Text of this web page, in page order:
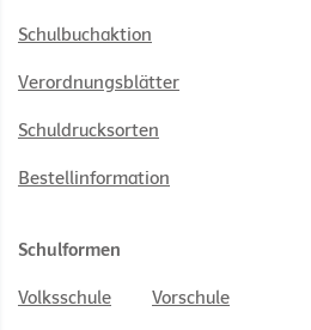
Schulbuchaktion
Verordnungsblätter
Schuldrucksorten
Bestellinformation
Schulformen
Volksschule Vorschule